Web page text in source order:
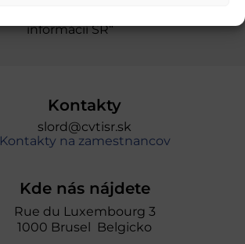
informácií SR“
Kontakty
slord@cvtisr.sk
Kontakty na zamestnancov
Kde nás nájdete
Rue du Luxembourg 3
1000 Brusel Belgicko